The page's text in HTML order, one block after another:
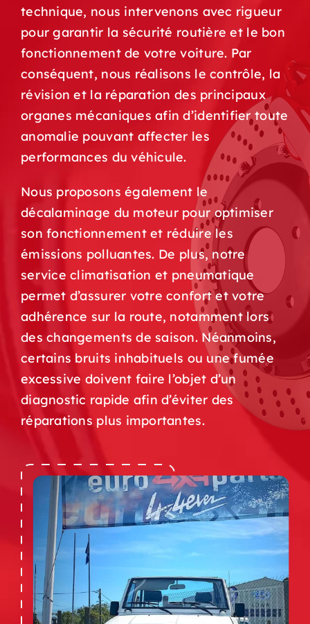
technique, nous intervenons avec rigueur
pour garantir la sécurité routière et le bon
fonctionnement de votre voiture. Par
conséquent, nous réalisons le contrôle, la
révision et la réparation des principaux
organes mécaniques afin d’identifier toute
anomalie pouvant affecter les
performances du véhicule.
Nous proposons également le
décalaminage du moteur pour optimiser
son fonctionnement et réduire les
émissions polluantes. De plus, notre
service climatisation et pneumatique
permet d’assurer votre confort et votre
adhérence sur la route, notamment lors
des changements de saison. Néanmoins,
certains bruits inhabituels ou une fumée
excessive doivent faire l’objet d’un
diagnostic rapide afin d’éviter des
réparations plus importantes.